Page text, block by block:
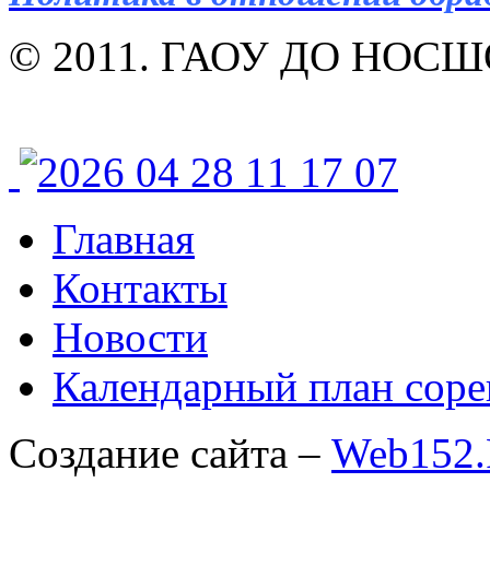
© 2011. ГАОУ ДО
Главная
Контакты
Новости
Календарный план
Создание сайта –